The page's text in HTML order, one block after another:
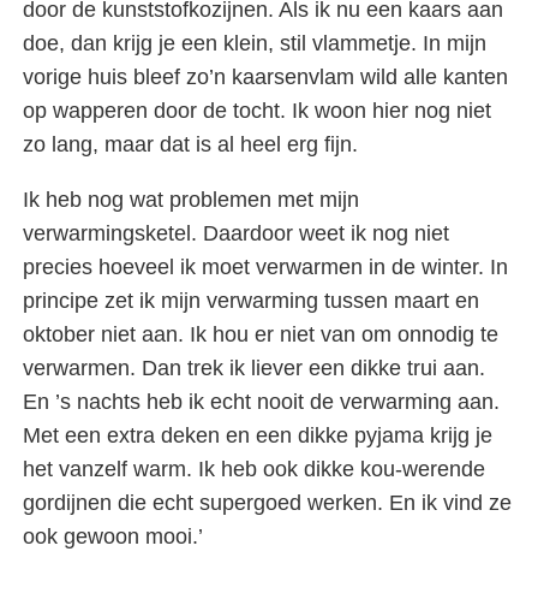
door de kunststofkozijnen. Als ik nu een kaars aan
doe, dan krijg je een klein, stil vlammetje. In mijn
vorige huis bleef zo’n kaarsenvlam wild alle kanten
op wapperen door de tocht. Ik woon hier nog niet
zo lang, maar dat is al heel erg fijn.
Ik heb nog wat problemen met mijn
verwarmingsketel. Daardoor weet ik nog niet
precies hoeveel ik moet verwarmen in de winter. In
principe zet ik mijn verwarming tussen maart en
oktober niet aan. Ik hou er niet van om onnodig te
verwarmen. Dan trek ik liever een dikke trui aan.
En ’s nachts heb ik echt nooit de verwarming aan.
Met een extra deken en een dikke pyjama krijg je
het vanzelf warm. Ik heb ook dikke kou-werende
gordijnen die echt supergoed werken. En ik vind ze
ook gewoon mooi.’